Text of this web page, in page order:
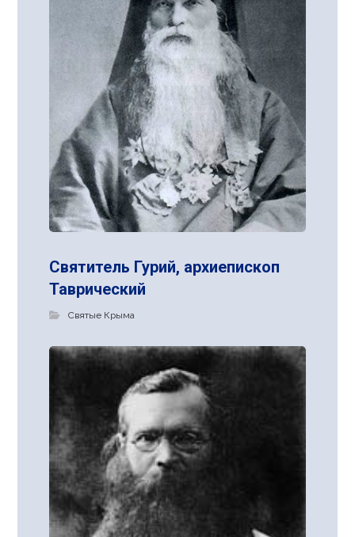
Святитель Гурий, архиепископ
Таврический
Святые Крыма